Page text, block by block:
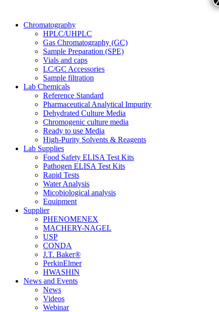
Chromatography
HPLC/UHPLC
Gas Chromatography (GC)
Sample Preparation (SPE)
Vials and caps
LC/GC Accessories
Sample filtration
Lab Chemicals
Reference Standard
Pharmaceutical Analytical Impurity
Dehydrated Culture Media
Chromogenic culture media
Ready to use Media
High-Purity Solvents & Reagents
Lab Supplies
Food Safety ELISA Test Kits
Pathogen ELISA Test Kits
Rapid Tests
Water Analysis
Micobiological analysis
Equipment
Supplier
PHENOMENEX
MACHERY-NAGEL
USP
CONDA
J.T. Baker®
PerkinElmer
HWASHIN
News and Events
News
Videos
Webinar